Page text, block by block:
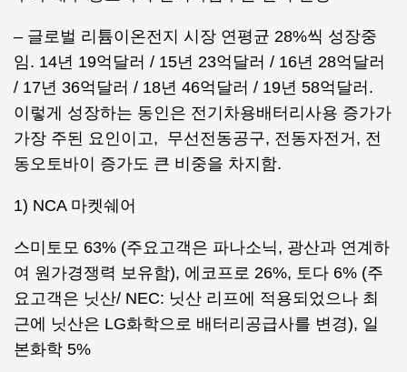
– 글로벌 리튬이온전지 시장 연평균 28%씩 성장중
임. 14년 19억달러 / 15년 23억달러 / 16년 28억달러
/ 17년 36억달러 / 18년 46억달러 / 19년 58억달러.
이렇게 성장하는 동인은 전기차용배터리사용 증가가
가장 주된 요인이고, 무선전동공구, 전동자전거, 전
동오토바이 증가도 큰 비중을 차지함.
1) NCA 마켓쉐어
스미토모 63% (주요고객은 파나소닉, 광산과 연계하
여 원가경쟁력 보유함), 에코프로 26%, 토다 6% (주
요고객은 닛산/ NEC: 닛산 리프에 적용되었으나 최
근에 닛산은 LG화학으로 배터리공급사를 변경), 일
본화학 5%